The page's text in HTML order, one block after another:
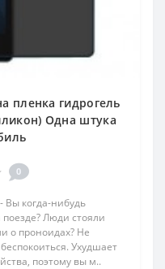
пленка гидрогель
Одна штука
0
Вы когда-нибудь
Люди стояли
о проноидах? Не
Ухудшает
поэтому вы м..